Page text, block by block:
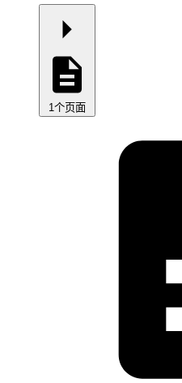
1个页面